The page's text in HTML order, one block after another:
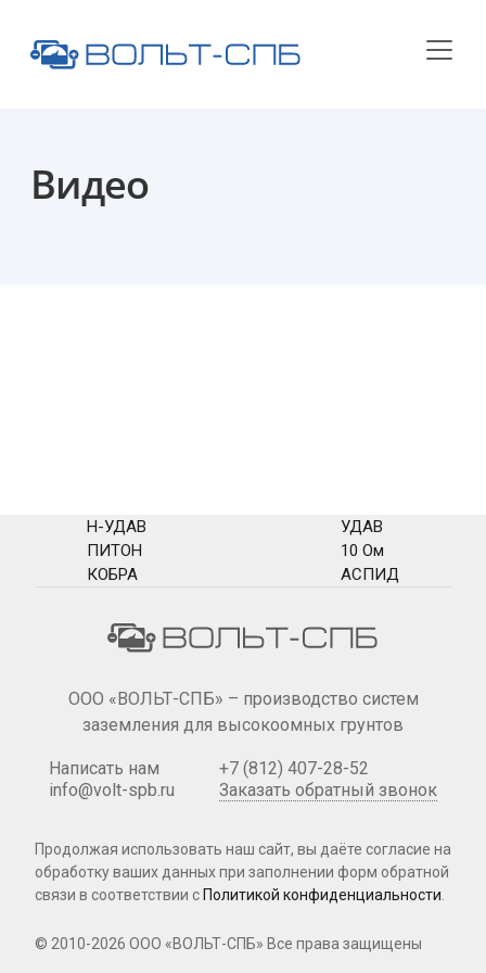
Видео
Н-УДАВ
ПИТОН
КОБРА
УДАВ
10 Ом
АСПИД
ООО «ВОЛЬТ-СПБ» – производство систем
заземления для высокоомных грунтов
Написать нам
info@volt-spb.ru
+7 (812) 407-28-52
Заказать обратный звонок
Продолжая использовать наш сайт, вы даёте согласие на
обработку ваших данных при заполнении форм обратной
связи в соответствии с Политикой конфиденциальности
© 2010-2026 ООО «ВОЛЬТ-СПБ» Все права защищены